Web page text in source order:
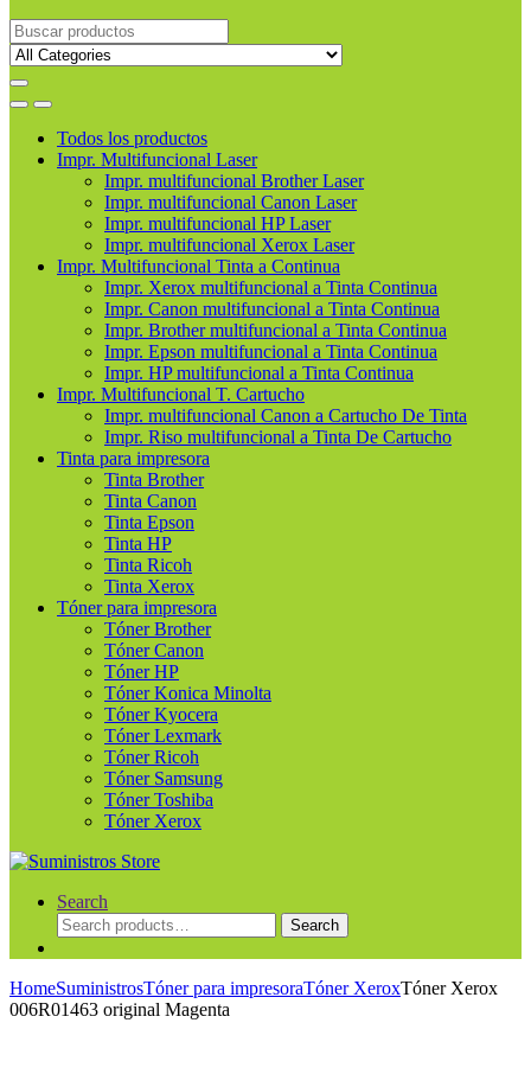
Buscar
productos
Todos los productos
Impr. Multifuncional Laser
Impr. multifuncional Brother Laser
Impr. multifuncional Canon Laser
Impr. multifuncional HP Laser
Impr. multifuncional Xerox Laser
Impr. Multifuncional Tinta a Continua
Impr. Xerox multifuncional a Tinta Continua
Impr. Canon multifuncional a Tinta Continua
Impr. Brother multifuncional a Tinta Continua
Impr. Epson multifuncional a Tinta Continua
Impr. HP multifuncional a Tinta Continua
Impr. Multifuncional T. Cartucho
Impr. multifuncional Canon a Cartucho De Tinta
Impr. Riso multifuncional a Tinta De Cartucho
Tinta para impresora
Tinta Brother
Tinta Canon
Tinta Epson
Tinta HP
Tinta Ricoh
Tinta Xerox
Tóner para impresora
Tóner Brother
Tóner Canon
Tóner HP
Tóner Konica Minolta
Tóner Kyocera
Tóner Lexmark
Tóner Ricoh
Tóner Samsung
Tóner Toshiba
Tóner Xerox
Search
Search
for:
Search
HomeSuministrosTóner para impresoraTóner XeroxTóner Xerox
006R01463 original Magenta